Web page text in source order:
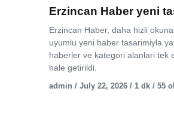
Erzincan Haber yeni
Erzincan Haber, daha hizli
uyumlu yeni haber tasarimiyla
haberler ve kategori alanlari tek
hale getirildi.
admin / July 22, 2026 / 1 dk / 55